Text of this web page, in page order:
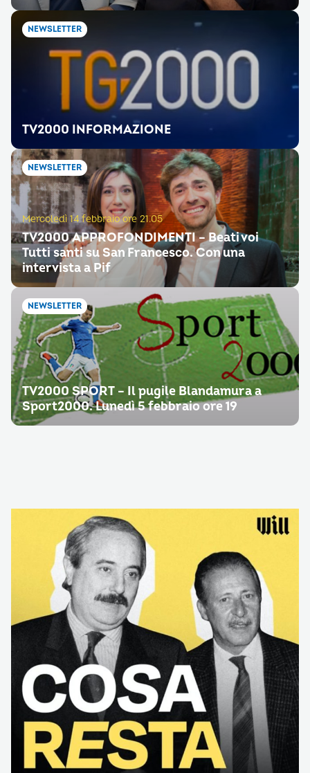
NEWSLETTER
TV2000 INFORMAZIONE
NEWSLETTER
Mercoledì 14 febbraio ore 21.05
TV2000 APPROFONDIMENTI – Beati voi
Tutti santi su San Francesco. Con una
intervista a Pif
NEWSLETTER
TV2000 SPORT – Il pugile Blandamura a
Sport2000. Lunedì 5 febbraio ore 19